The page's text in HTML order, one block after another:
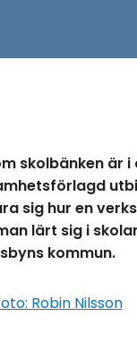
skolbänken är i
sig hur en
lärt sig i
kommun.